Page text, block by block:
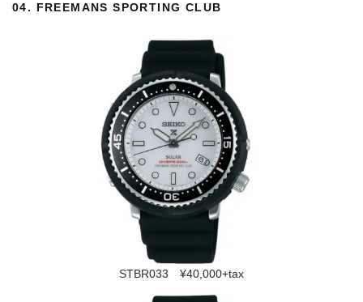
04. FREEMANS SPORTING CLUB
STBR033 ¥40,000+tax